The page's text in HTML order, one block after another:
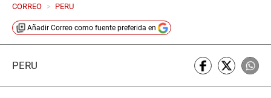
CORREO > PERU
Añadir Correo como fuente preferida en
PERÚ